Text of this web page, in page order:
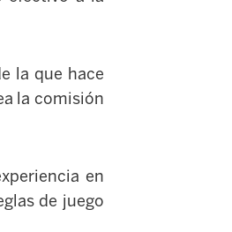
la que hace
la comisión
en
de juego